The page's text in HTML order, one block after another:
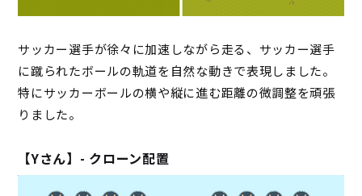
サッカー選手が徐々に加速しながら走る、サッカー選手
に蹴られたボールの軌道を自然な動きで表現しました。
特にサッカーボールの横や縦に進む距離の微調整を頑張
りました。
【Yさん】- クローン配置